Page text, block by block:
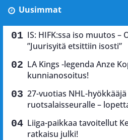
Uusimmat
IS: HIFK:ssa iso muutos –
”Juurisyitä etsittiin isosti”
LA Kings -legenda Anze
kunnianosoitus!
27-vuotias NHL-
ruotsalaisseuralle –
Liiga-paikkaa tavoitellut
ratkaisu julki!